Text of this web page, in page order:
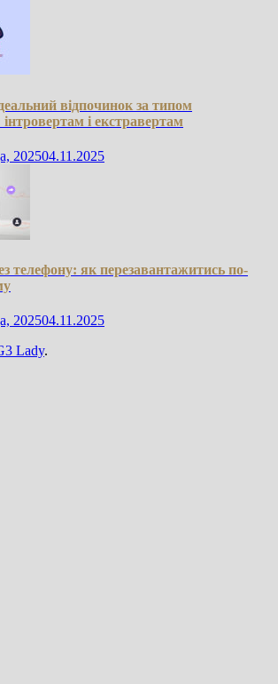
відпочинок за типом
інтровертам і екстравертам
202504.11.2025
телефону: як перезавантажитись по-
202504.11.2025
Lady.